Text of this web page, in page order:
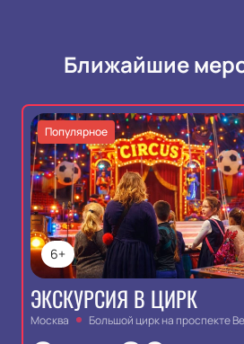
Ближайшие
6+
Популярное
ЭКСКУРСИЯ В ЦИРК
Москва Большой цирк на проспекте